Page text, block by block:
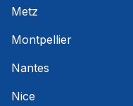
Metz
Montpellier
Nantes
Nice